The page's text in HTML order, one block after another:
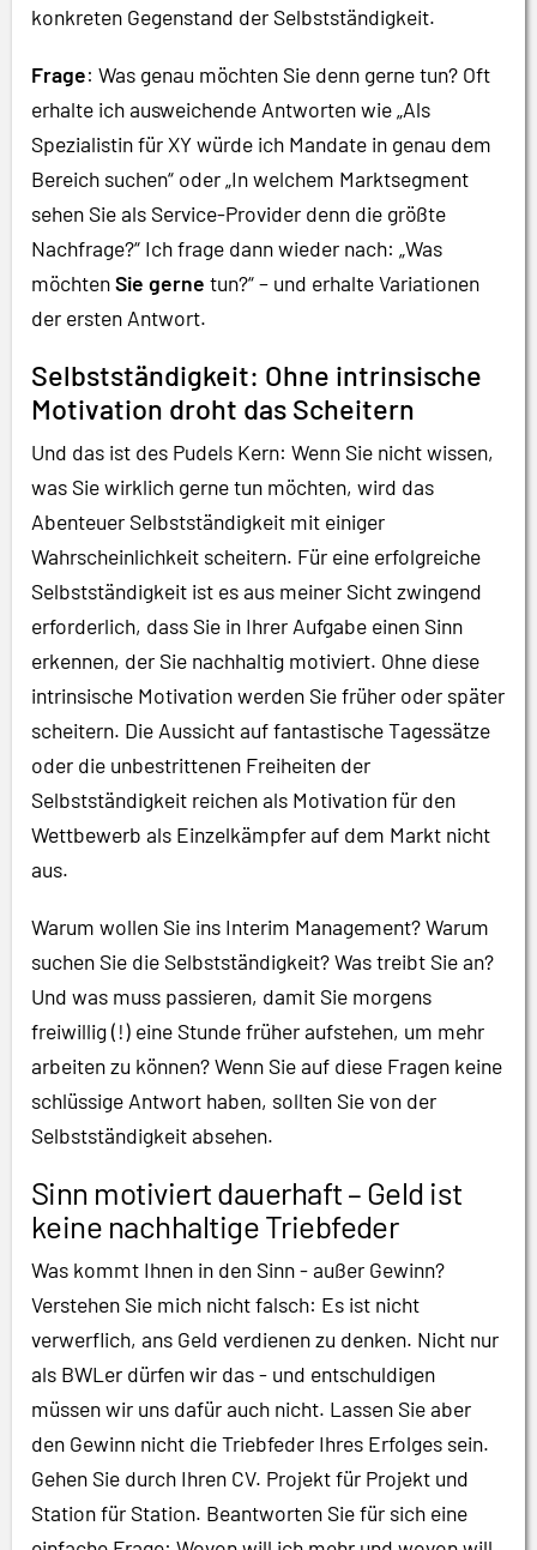
konkreten Gegenstand der Selbstständigkeit.
Frage: Was genau möchten Sie denn gerne tun? Oft
erhalte ich ausweichende Antworten wie „Als
Spezialistin für XY würde ich Mandate in genau dem
Bereich suchen“ oder „In welchem Marktsegment
sehen Sie als Service-Provider denn die größte
Nachfrage?“ Ich frage dann wieder nach: „Was
möchtenSie gerne tun?“ – und erhalte Variationen
der ersten Antwort.
Selbstständigkeit: Ohne intrinsische
Motivation droht das Scheitern
Und das ist des Pudels Kern: Wenn Sie nicht wissen,
was Sie wirklich gerne tun möchten, wird das
Abenteuer Selbstständigkeit mit einiger
Wahrscheinlichkeit scheitern. Für eine erfolgreiche
Selbstständigkeit ist es aus meiner Sicht zwingend
erforderlich, dass Sie in Ihrer Aufgabe einen Sinn
erkennen, der Sie nachhaltig motiviert. Ohne diese
intrinsische Motivation werden Sie früher oder später
scheitern. Die Aussicht auf fantastische Tagessätze
oder die unbestrittenen Freiheiten der
Selbstständigkeit reichen als Motivation für den
Wettbewerb als Einzelkämpfer auf dem Markt nicht
aus.
Warum wollen Sie ins Interim Management? Warum
suchen Sie die Selbstständigkeit? Was treibt Sie an?
Und was muss passieren, damit Sie morgens
freiwillig (!) eine Stunde früher aufstehen, um mehr
arbeiten zu können? Wenn Sie auf diese Fragen keine
schlüssige Antwort haben, sollten Sie von der
Selbstständigkeit absehen.
Sinn motiviert dauerhaft – Geld ist
keine nachhaltige Triebfeder
Was kommt Ihnen in den Sinn - außer Gewinn?
Verstehen Sie mich nicht falsch: Es ist nicht
verwerflich, ans Geld verdienen zu denken. Nicht nur
als BWLer dürfen wir das - und entschuldigen
müssen wir uns dafür auch nicht. Lassen Sie aber
den Gewinn nicht die Triebfeder Ihres Erfolges sein.
Gehen Sie durch Ihren CV. Projekt für Projekt und
Station für Station. Beantworten Sie für sich eine